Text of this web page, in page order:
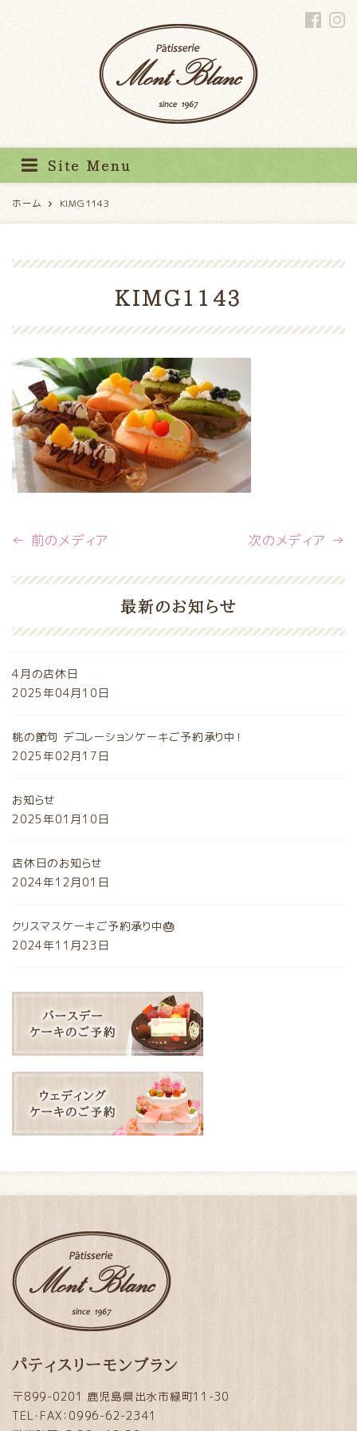
Site Menu
ホーム KIMG1143
KIMG1143
← 前のメディア 次のメディア →
最新のお知らせ
4月の店休日
2025年04月10日
桃の節句 デコレーションケーキご予約承り中！
2025年02月17日
お知らせ
2025年01月10日
店休日のお知らせ
2024年12月01日
クリスマスケーキご予約承り中🎂
2024年11月23日
パティスリーモンブラン
〒899-0201 鹿児島県出水市緑町11-30
TEL・FAX：0996-62-2341